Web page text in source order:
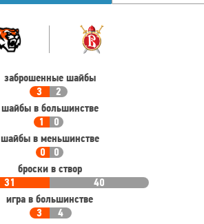
Команда
заброшенные шайбы
3
2
шайбы в большинстве
1
0
шайбы в меньшинстве
0
0
броски в створ
31
40
игра в большинстве
3
4